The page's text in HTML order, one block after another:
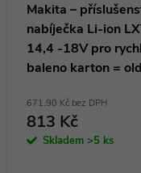
Makita –
nabíječka Li-ion
14,4 -18V pro
baleno karton =
671,90 Kč bez DPH
813 Kč
Skladem >5 ks